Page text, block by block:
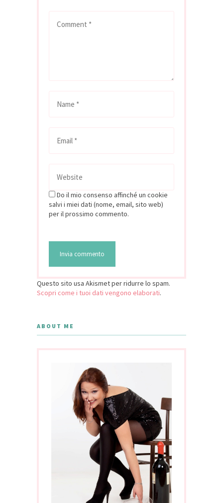
Do il mio consenso affinché un cookie
salvi i miei dati (nome, email, sito web)
per il prossimo commento.
Questo sito usa Akismet per ridurre lo spam.
Scopri come i tuoi dati vengono elaborati.
ABOUT ME